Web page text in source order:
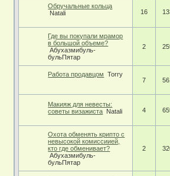
Обручальные кольца
Natali
16
Где вы покупали мрамор
в большой объеме?
Абухазмибуль-
бульПятар
2
Работа продавцом
Torry
7
Макияж для невесты:
советы визажиста Natali 4
Охота обменять крипто с
невысокой комиссиией,
кто где обменивает?
Абухазмибуль-
бульПятар
2